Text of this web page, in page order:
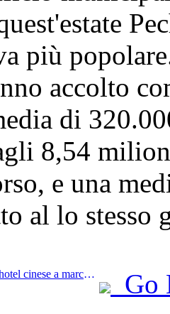
più
accolto
di
8,54
e una
al lo stesso
Prev:Inaugurato il primo hotel cinese a marchio Jinmao Jiayue
Go